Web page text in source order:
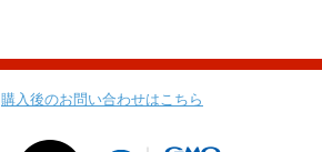
購入後のお問い合わせはこちら